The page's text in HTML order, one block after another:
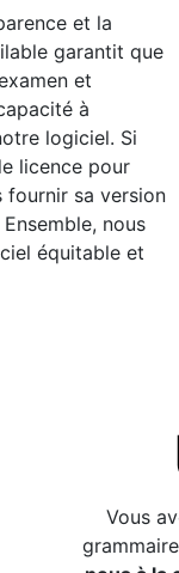
et la
garantit que
et
à
logiciel. Si
licence pour
fournir sa version
nous
équitable et
Vous